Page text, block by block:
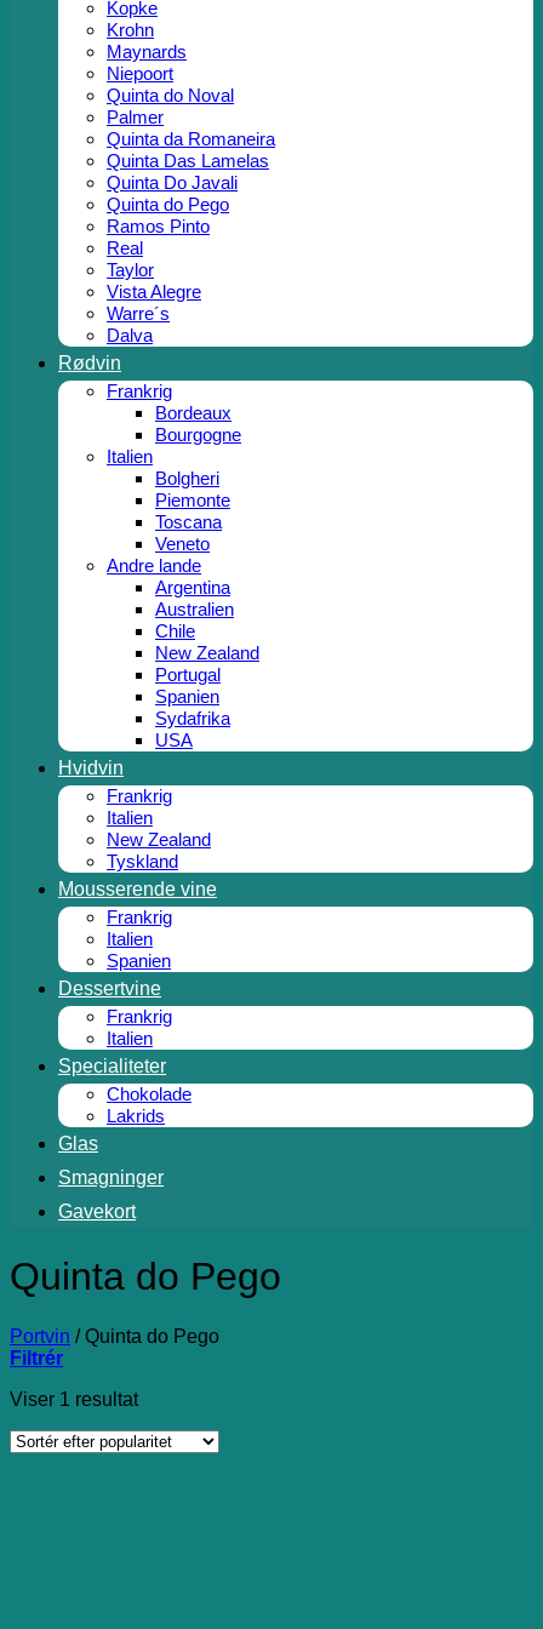
Kopke
Krohn
Maynards
Niepoort
Quinta do Noval
Palmer
Quinta da Romaneira
Quinta Das Lamelas
Quinta Do Javali
Quinta do Pego
Ramos Pinto
Real
Taylor
Vista Alegre
Warre´s
Dalva
Rødvin
Frankrig
Bordeaux
Bourgogne
Italien
Bolgheri
Piemonte
Toscana
Veneto
Andre lande
Argentina
Australien
Chile
New Zealand
Portugal
Spanien
Sydafrika
USA
Hvidvin
Frankrig
Italien
New Zealand
Tyskland
Mousserende vine
Frankrig
Italien
Spanien
Dessertvine
Frankrig
Italien
Specialiteter
Chokolade
Lakrids
Glas
Smagninger
Gavekort
Quinta do Pego
Portvin /Quinta do Pego
Filtrér
Viser 1 resultat